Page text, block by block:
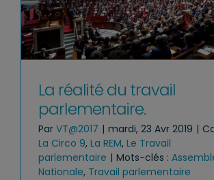
La réalité du travail
parlementaire.
Par VT@2017 | mardi, 23 Avr 2019 |
La Circo 9, La REM, Le Travail
parlementaire | Mots-clés :
Nationale, Travail parlementaire